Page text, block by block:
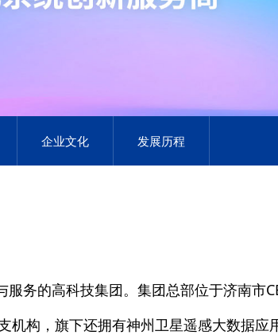
企业文化 发展历程
务的高科技集团。集团总部位于济南市
构，旗下还拥有神州卫星遥感大数据应